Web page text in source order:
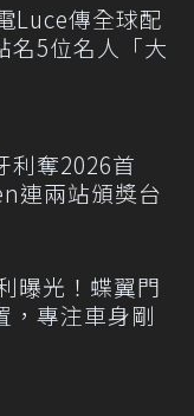
Luce傳全球配
5位名人「大
利奪2026首
連兩站頒獎台
曝光！蝶翼門
，專注車身剛